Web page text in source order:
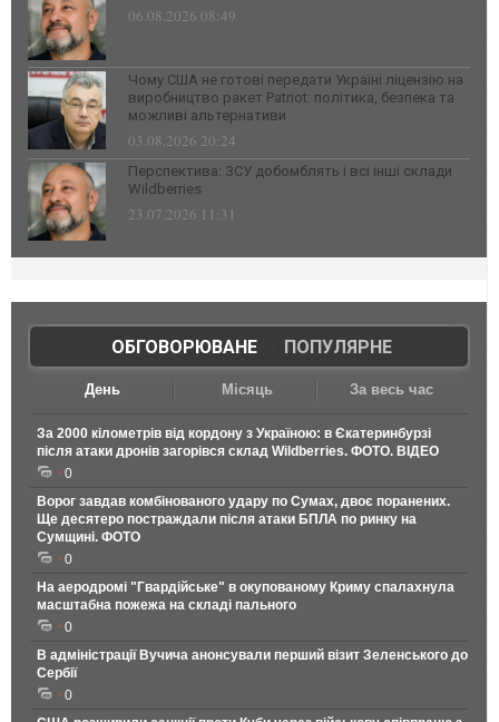
06.08.2026 08:49
Чому США не готові передати Україні ліцензію на
виробництво ракет Patriot: політика, безпека та
можливі альтернативи
03.08.2026 20:24
Перспектива: ЗСУ добомблять і всі інші склади
Wildberries
23.07.2026 11:31
ОБГОВОРЮВАНЕ| ПОПУЛЯРНЕ
День Місяць За весь час
За 2000 кілометрів від кордону з Україною: в Єкатеринбурзі
після атаки дронів загорівся склад Wildberries. ФОТО. ВІДЕО
0
Ворог завдав комбінованого удару по Сумах, двоє поранених.
Ще десятеро постраждали після атаки БПЛА по ринку на
Сумщині. ФОТО
0
На аеродромі "Гвардійське" в окупованому Криму спалахнула
масштабна пожежа на складі пального
0
В адміністрації Вучича анонсували перший візит Зеленського до
Сербії
0